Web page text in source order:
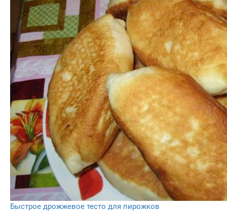
Быстрое дрожжевое тесто для пирожков